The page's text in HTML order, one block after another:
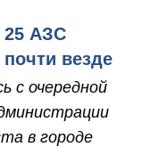
25 АЗС
везде
с очередной
в городе